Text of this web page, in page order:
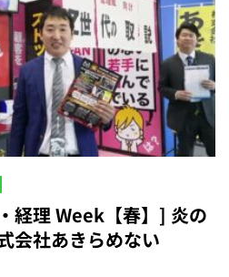
経理 Week【春】] 炎の
会社あきらめない